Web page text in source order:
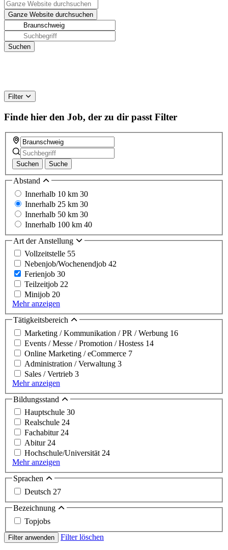
Filter
Finde hier den Job, der zu dir passt Filter
Suchen Suche
Abstand
Innerhalb 10 km 30
Innerhalb 25 km 30
Innerhalb 50 km 30
Innerhalb 100 km 40
Art der Anstellung
Vollzeitstelle 55
Nebenjob/Wochenendjob 42
Ferienjob 30
Teilzeitjob 22
Minijob 20
Mehr anzeigen
Tätigkeitsbereich
Marketing / Kommunikation / PR / Werbung 16
Events / Messe / Promotion / Hostess 14
Online Marketing / eCommerce 7
Administration / Verwaltung 3
Sales / Vertrieb 3
Mehr anzeigen
Bildungsstand
Hauptschule 30
Realschule 24
Fachabitur24
Abitur24
Hochschule/Universität24
Mehr anzeigen
Sprachen
Deutsch 27
Bezeichnung
Topjobs
Filter anwenden Filter löschen